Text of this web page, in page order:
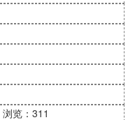
浏览：311